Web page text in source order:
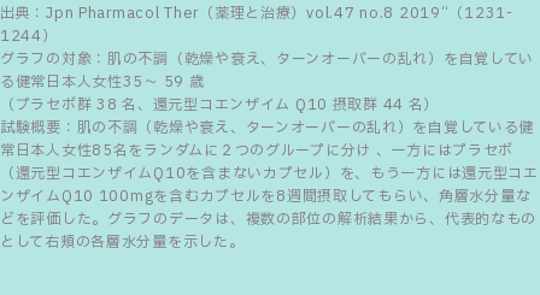
出典：Jpn Pharmacol Ther（薬理と治療）vol.47 no.8 2019“（1231-
1244）
グラフの対象：肌の不調（乾燥や衰え、ターンオーバーの乱れ）を自覚してい
る健常日本人女性35～ 59 歳
（プラセボ群 38 名、還元型コエンザイム Q10 摂取群 44 名）
試験概要：肌の不調（乾燥や衰え、ターンオーバーの乱れ）を自覚している健
常日本人女性85名をランダムに２つのグループに分け 、一方にはプラセボ
（還元型コエンザイムQ10を含まないカプセル）を、もう一方には還元型コエ
ンザイムQ10 100mgを含むカプセルを8週間摂取してもらい、角層水分量な
どを評価した。グラフのデータは、複数の部位の解析結果から、代表的なもの
として右頬の各層水分量を示した。